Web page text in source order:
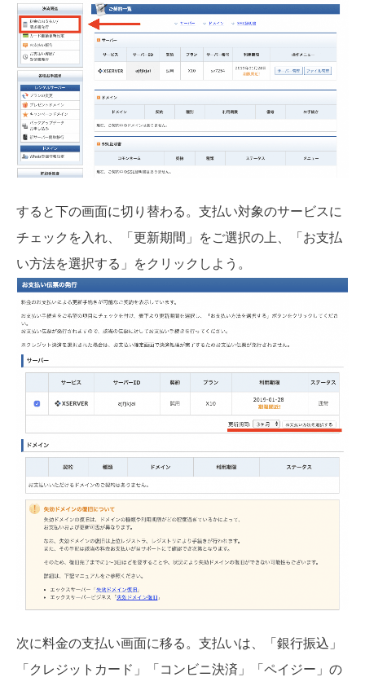
すると下の画面に切り替わる。支払い対象のサービスに
チェックを入れ、「更新期間」をご選択の上、「お支払
い方法を選択する」をクリックしよう。
次に料金の支払い画面に移る。支払いは、「銀行振込」
「クレジットカード」「コンビニ決済」「ペイジー」の